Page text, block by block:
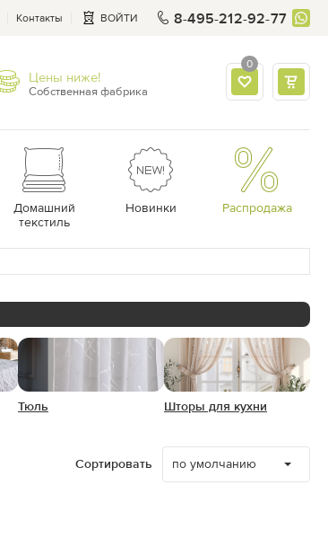
Контакты ВОЙТИ 8-495-212-92-77
Цены ниже!
Собственная фабрика
0
Домашний
текстиль
Новинки Распродажа
Тюль Шторы для кухни
Сортировать по умолчанию